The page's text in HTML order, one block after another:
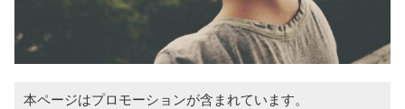
本ページはプロモーションが含まれています。